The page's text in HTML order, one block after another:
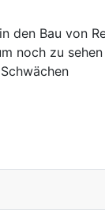
den Bau von
noch zu